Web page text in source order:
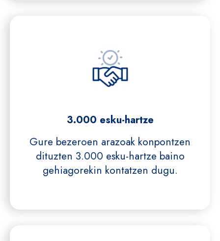
3.000 esku-hartze
Gure bezeroen arazoak konpontzen
dituzten 3.000 esku-hartze baino
gehiagorekin kontatzen dugu.